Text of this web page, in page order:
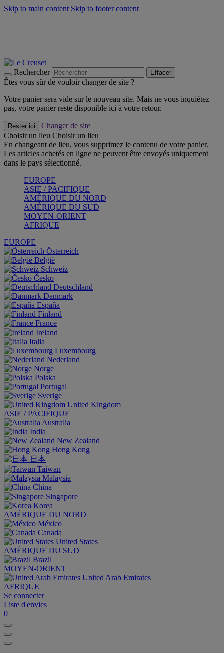
Skip to main content Skip to footer content
Rechercher Effacer
Êtes vous sûr de vouloir changer de site ?
Votre panier sera vide sur le nouveau site. Mais ne vous inquiétez
pas, votre panier reste disponible ici à votre retour.
Rester ici
Changer de site
Choisir un lieu Choisir un lieu
En changeant de lieu, vous supprimez le contenu de votre panier.
Les articles achetés en ligne ne peuvent être envoyés uniquement
dans le pays sélectionné.
EUROPE
ASIE / PACIFIQUE
AMÉRIQUE DU NORD
AMÉRIQUE DU SUD
MOYEN-ORIENT
AFRIQUE
EUROPE
Österreich
België
Schweiz
Česko
Deutschland
Danmark
España
Finland
France
Ireland
Italia
Luxembourg
Nederland
Norge
Polska
Portugal
Sverige
United Kingdom
ASIE / PACIFIQUE
Australia
India
New Zealand
Hong Kong
日本
Taiwan
Malaysia
China
Singapore
Korea
AMÉRIQUE DU NORD
México
Canada
United States
AMÉRIQUE DU SUD
Brazil
MOYEN-ORIENT
United Arab Emirates
AFRIQUE
Se connecter
Liste d'envies
0